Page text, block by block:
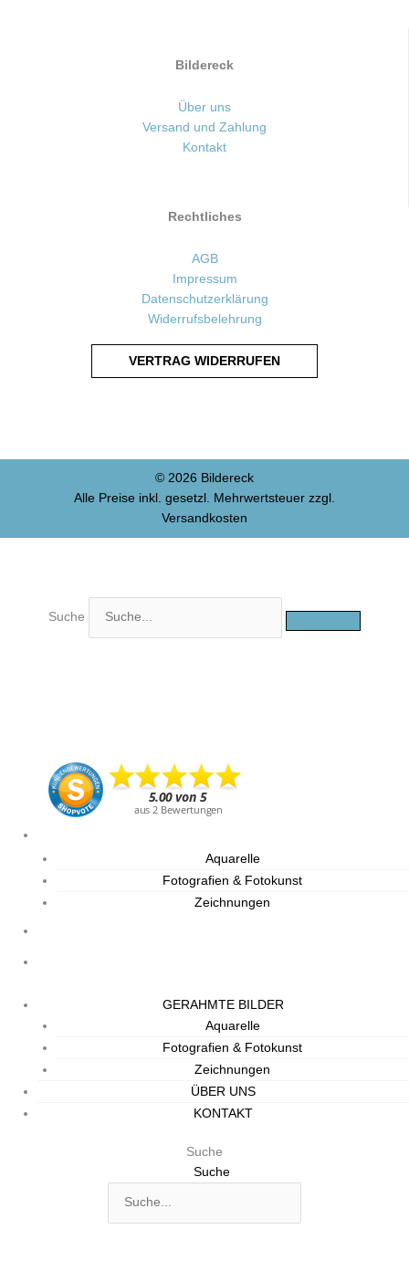
Bildereck
Über uns
Versand und Zahlung
Kontakt
Rechtliches
AGB
Impressum
Datenschutzerklärung
Widerrufsbelehrung
VERTRAG WIDERRUFEN
© 2026 Bildereck
Alle Preise inkl. gesetzl. Mehrwertsteuer zzgl.
Versandkosten
Suche
Aquarelle
Fotografien & Fotokunst
Zeichnungen
GERAHMTE BILDER
Aquarelle
Fotografien & Fotokunst
Zeichnungen
ÜBER UNS
KONTAKT
Suche
Suche